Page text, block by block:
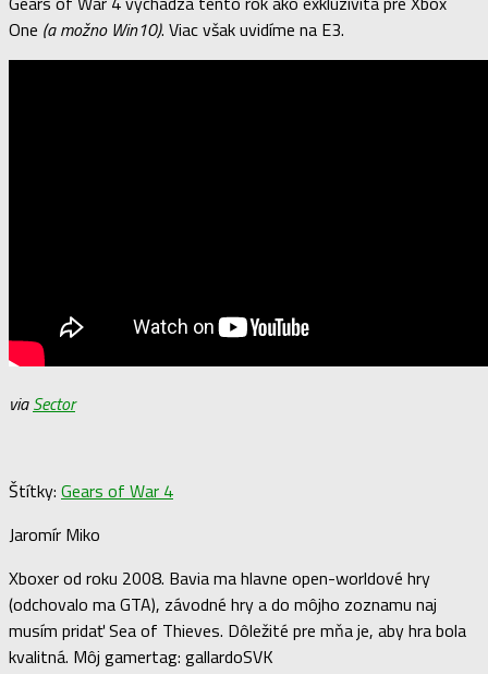
One (a možno Win10). Viac však uvidíme na E3.
viaSector
Štítky: Gears of War 4
Jaromír Miko
Xboxer od roku 2008. Bavia ma hlavne open-worldové hry
(odchovalo ma GTA), závodné hry a do môjho zoznamu naj
musím pridať Sea of Thieves. Dôležité pre mňa je, aby hra bola
kvalitná. Môj gamertag: gallardoSVK